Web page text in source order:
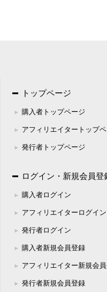
トップページ
購入者トップページ
アフィリエイタートップ
発行者トップページ
ログイン・新規会員登
購入者ログイン
アフィリエイターログイン
発行者ログイン
購入者新規会員登録
アフィリエイター新規会
発行者新規会員登録